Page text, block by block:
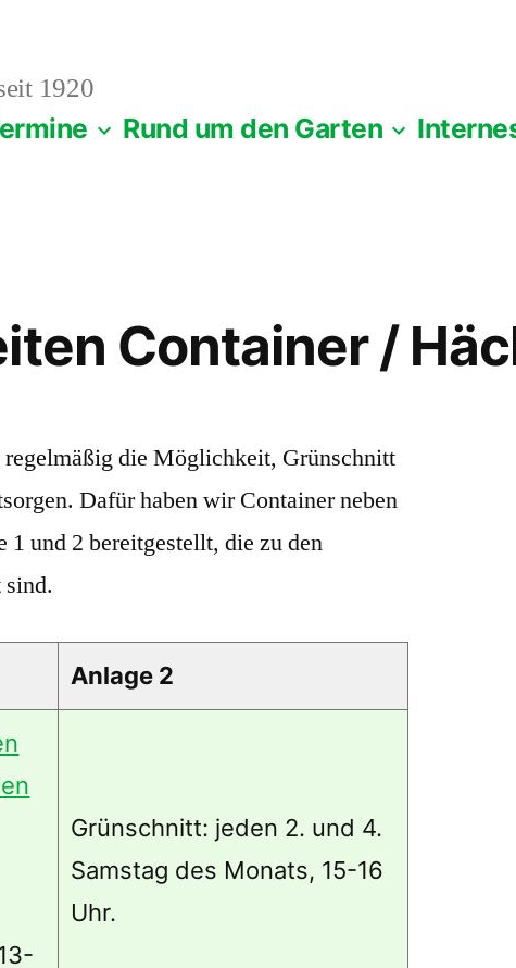
1920
Rund um den Garten
Container /
die Möglichkeit, Grünschnitt
Dafür haben wir Container neben
1 und 2 bereitgestellt, die zu den
Anlage 2
Grünschnitt: jeden 2. und 4.
Samstag des Monats, 15-16
Uhr.